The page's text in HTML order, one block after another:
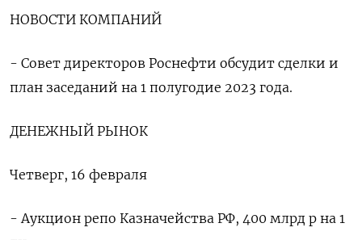
НОВОСТИ КОМПАНИЙ
- Совет директоров Роснефти обсудит сделки и
план заседаний на 1 полугодие 2023 года.
ДЕНЕЖНЫЙ РЫНОК
Четверг, 16 февраля
- Аукцион репо Казначейства РФ, 400 млрд р на 1